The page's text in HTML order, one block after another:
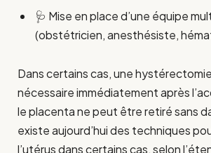
🩺 Mise en place d’une équipe
(obstétricien, anesthésiste,
Dans certains cas, une
nécessaire immédiatement après
le placenta ne peut être retiré sans
existe aujourd’hui des techniques
l’utérus dans certains cas, selon